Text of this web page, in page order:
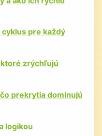
pre každý
zrýchľujú
prekrytia dominujú
logikou